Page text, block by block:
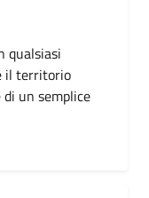
qualsiasi
il territorio
un semplice